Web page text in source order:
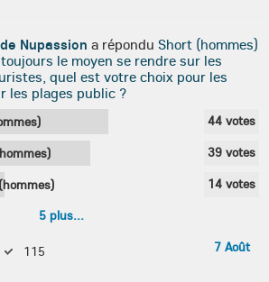
Nupassion a répondu Short (hommes)
le moyen se rendre sur les
quel est votre choix pour les
les plages public ?
44 votes
39 votes
14 votes
5 plus...
7 Août
115